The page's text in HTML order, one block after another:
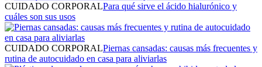
CUIDADO CORPORALPara qué sirve el ácido hialurónico y
cuáles son sus usos
CUIDADO CORPORALPiernas cansadas: causas más frecuentes y
rutina de autocuidado en casa para aliviarlas